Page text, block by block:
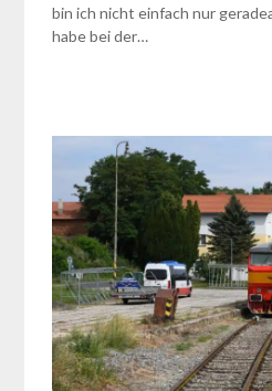
bin ich nicht einfach nur
habe bei der…